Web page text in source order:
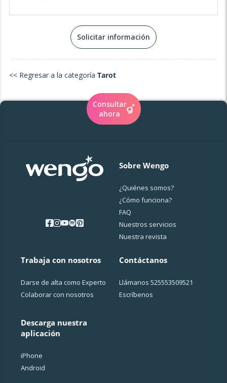
Solicitar información
<< Regresar a la categoría Tarot
Consultar
ahora
Sobre Wengo
¿Quiénes somos?
¿Cо́mo funciona?
FAQ
Nuestros servicios
Nuestra revista
Trabaja con nosotros
Darse de alta como Experto
Colaborar con nosotros
Descarga nuestra
aplicación
iPhone
Android
Contáctanos
Llámanos 525553509521
Escríbenos